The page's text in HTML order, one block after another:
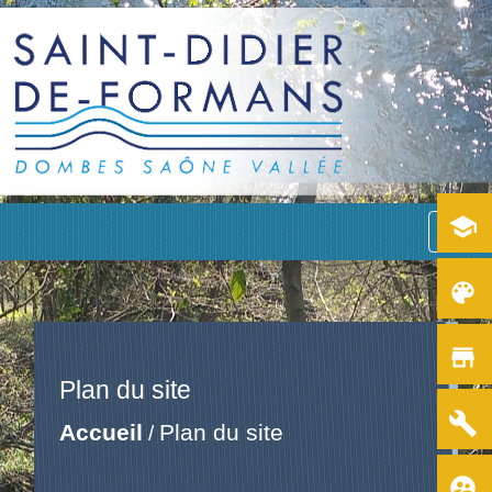
menu
Plan du site
Accueil/ Plan du site
school
color_lens
store
build